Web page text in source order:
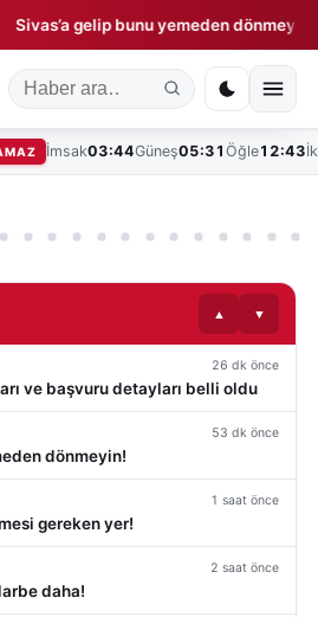
gelip bunu yemeden dönmeyin!
İmsak03:44Güneş05:31 Öğle12:43
8 9 10 11 12 13 14 15 16 17 18 19 20
▲ ▼
ve başvuru detayları belli oldu
26 dk önce
dönmeyin!
53 dk önce
gereken yer!
1 saat önce
daha!
2 saat önce